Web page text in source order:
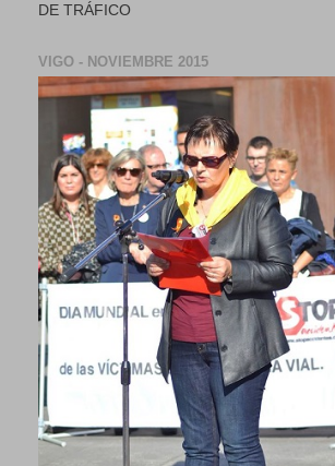
DE TRÁFICO
VIGO - NOVIEMBRE 2015